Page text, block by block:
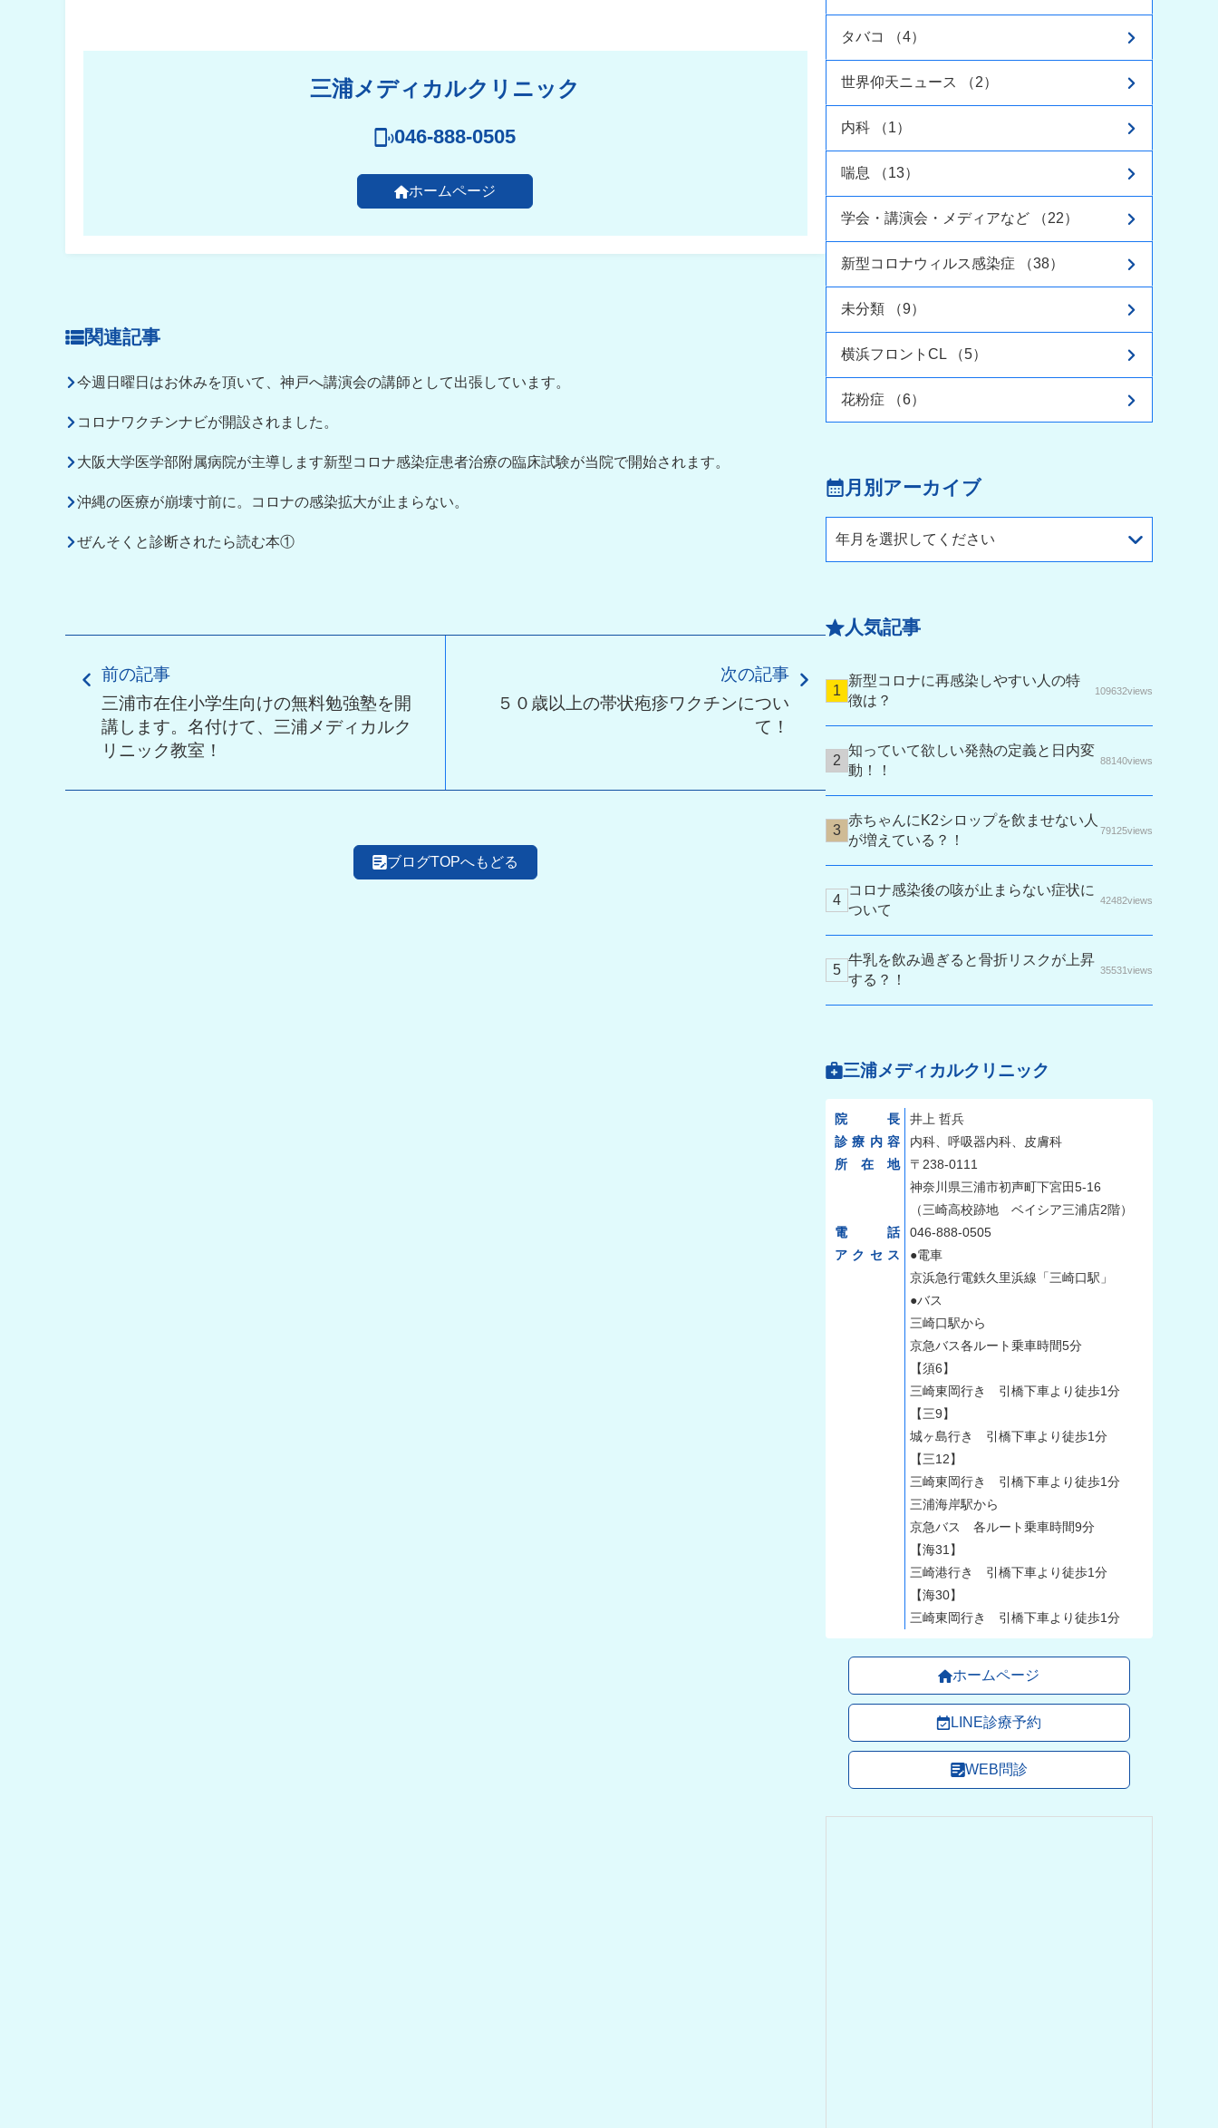
三浦メディカルクリニック
046-888-0505
ホームページ
関連記事
今週日曜日はお休みを頂いて、神戸へ講演会の講師として出張しています。
コロナワクチンナビが開設されました。
大阪大学医学部附属病院が主導します新型コロナ感染症患者治療の臨床試験が当院で開始されます。
沖縄の医療が崩壊寸前に。コロナの感染拡大が止まらない。
ぜんそくと診断されたら読む本①
前の記事
三浦市在住小学生向けの無料勉強塾を開
講します。名付けて、三浦メディカルク
リニック教室！
次の記事
５０歳以上の帯状疱疹ワクチンについ
て！
ブログTOPへもどる
タバコ （4）
世界仰天ニュース （2）
内科 （1）
喘息 （13）
学会・講演会・メディアなど （22）
新型コロナウィルス感染症 （38）
未分類 （9）
横浜フロントCL （5）
花粉症 （6）
月別アーカイブ
年月を選択してください
人気記事
新型コロナに再感染しやすい人の特
徴は？
109632views
知っていて欲しい発熱の定義と日内変
動！！
88140views
赤ちゃんにK2シロップを飲ませない人
が増えている？！
79125views
コロナ感染後の咳が止まらない症状に
ついて
42482views
牛乳を飲み過ぎると骨折リスクが上昇
する？！
35531views
三浦メディカルクリニック
院長
井上 哲兵
診療内容
内科、呼吸器内科、皮膚科
所在地
〒238-0111
神奈川県三浦市初声町下宮田5-16
（三崎高校跡地 ベイシア三浦店2階）
電話
046-888-0505
アクセス
●電車
京浜急行電鉄久里浜線「三崎口駅」
●バス
三崎口駅から
京急バス各ルート乗車時間5分
【須6】
三崎東岡行き 引橋下車より徒歩1分
【三9】
城ヶ島行き 引橋下車より徒歩1分
【三12】
三崎東岡行き 引橋下車より徒歩1分
三浦海岸駅から
京急バス 各ルート乗車時間9分
【海31】
三崎港行き 引橋下車より徒歩1分
【海30】
三崎東岡行き 引橋下車より徒歩1分
ホームページ
LINE診療予約
WEB問診